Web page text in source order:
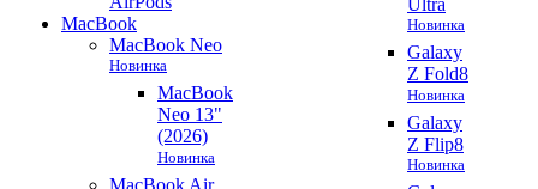
MacBook
MacBook Neo
Новинка
MacBook
Neo 13"
(2026)
Новинка
MacBook Air
Ultra
Новинка
Galaxy
Z Fold8
Новинка
Galaxy
Z Flip8
Новинка